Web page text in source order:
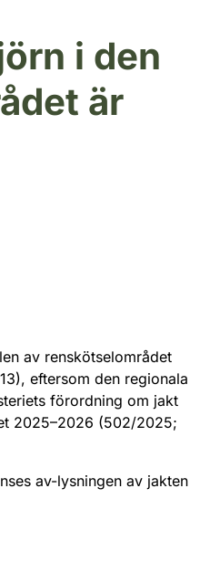
i den
är
av renskötselområdet
eftersom den regionala
förordning om jakt
2025–2026 (502/2025;
av-lysningen av jakten